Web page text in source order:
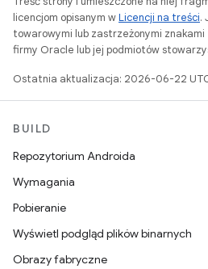
licencjom opisanym wLicencji na treści.
towarowymi lub zastrzeżonymi
firmy Oracle lub jej podmiotów
Ostatnia aktualizacja: 2026-06-22
BUILD
Repozytorium Androida
Wymagania
Pobieranie
Wyświetl podgląd plików binarnych
Obrazy fabryczne